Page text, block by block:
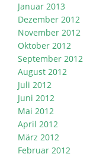
Januar 2013
Dezember 2012
November 2012
Oktober 2012
September 2012
August 2012
Juli 2012
Juni 2012
Mai 2012
April 2012
März 2012
Februar 2012